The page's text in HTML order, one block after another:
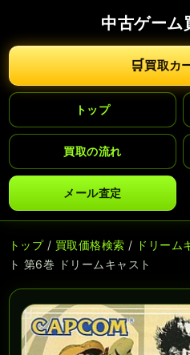
中古ゲー
🛒買取カ
トップ
買取の流れ
メール査定
トップ/ 買取価格検索 / ドリーム
ト 第6巻 ドリームキャスト